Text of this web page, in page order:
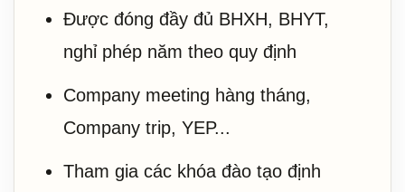
Được đóng đầy đủ BHXH, BHYT,
nghỉ phép năm theo quy định
Company meeting hàng tháng,
Company trip, YEP...
Tham gia các khóa đào tạo định